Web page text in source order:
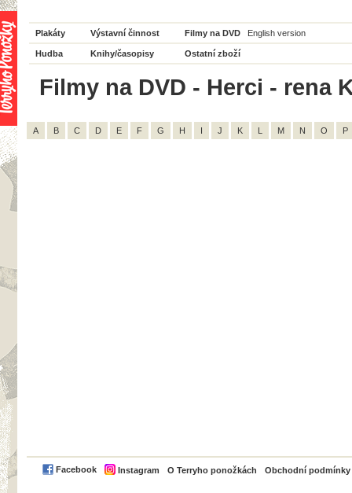
Plakáty Výstavní činnost Filmy na DVD English version
Hudba Knihy/časopisy Ostatní zboží
Filmy na DVD - Herci - rena
A B C D E F G H I J K L M N O P
Facebook Instagram O Terryho ponožkách Obchodní podmínky
PayPal